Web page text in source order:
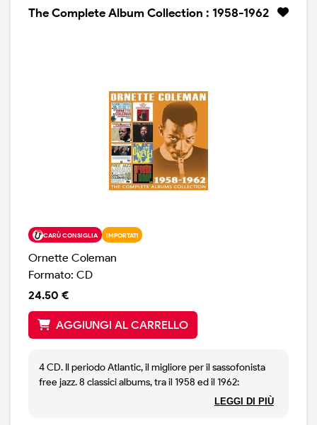
The Complete Album Collection : 1958-1962
CARÙ CONSIGLIA IMPORTATI
Ornette Coleman
Formato: CD
24.50 €
AGGIUNGI AL CARRELLO
4 CD. Il periodo Atlantic, il migliore per il sassofonista
free jazz. 8 classici albums, tra il 1958 ed il 1962:
Something Else !!!!, Tomorrow is The Question ! ( editi
LEGGI DI PIÙ